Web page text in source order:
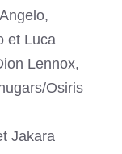
et Luca
Lennox,
Osiris
Jakara